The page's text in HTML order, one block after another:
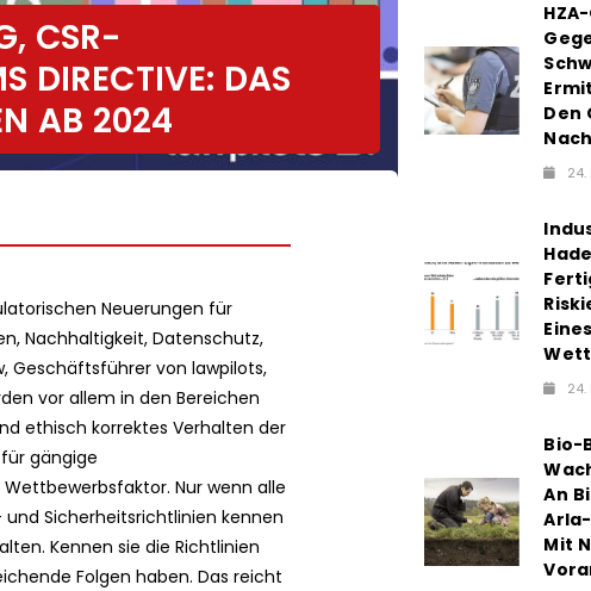
CSR-
DIRECTIVE: DAS
AB 2024
Neuerungen für
Nachhaltigkeit, Datenschutz,
Geschäftsführer von lawpilots,
vor allem in den Bereichen
ethisch korrektes Verhalten der
gängige
Nur wenn alle
Sicherheitsrichtlinien kennen
Kennen sie die Richtlinien
Folgen haben. Das reicht
Den
24.
24.
Bio-
An
Mit